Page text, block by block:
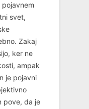
svet,
Zakaj
ker ne
ampak
je pojavni
pove, da je